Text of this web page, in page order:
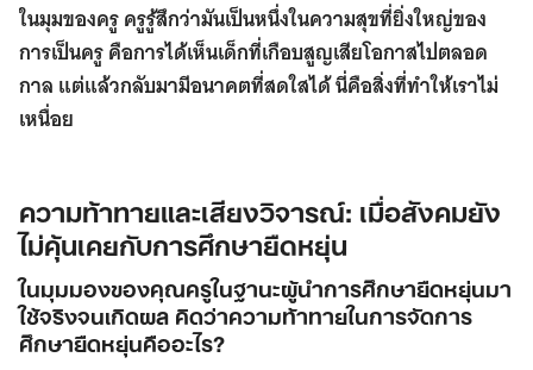
ในมุมของครู ครูรู้สึกว่ามันเป็นหนึ่งในความสุขที่ยิ่งใหญ่ของ
การเป็นครู คือการได้เห็นเด็กที่เกือบสูญเสียโอกาสไปตลอด
กาล แต่แล้วกลับมามีอนาคตที่สดใสได้ นี่คือสิ่งที่ทำให้เราไม่
เหนื่อย
ความท้าทายและเสียงวิจารณ์: เมื่อสังคมยัง
ไม่คุ้นเคยกับการศึกษายืดหยุ่น
ในมุมมองของคุณครูในฐานะผู้นำการศึกษายืดหยุ่นมา
ใช้จริงจนเกิดผล คิดว่าความท้าทายในการจัดการ
ศึกษายืดหยุ่นคืออะไร?